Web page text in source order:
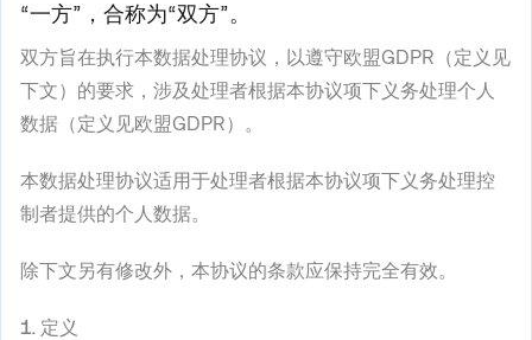
“一方”，合称为“双方”。
双方旨在执行本数据处理协议，以遵守欧盟GDPR（定义见
下文）的要求，涉及处理者根据本协议项下义务处理个人
数据（定义见欧盟GDPR）。
本数据处理协议适用于处理者根据本协议项下义务处理控
制者提供的个人数据。
除下文另有修改外，本协议的条款应保持完全有效。
1. 定义